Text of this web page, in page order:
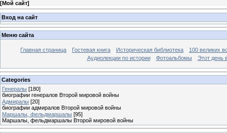
[Мой сайт]
Вход на сайт
Меню сайта
Главная страница Гостевая книга Историческая библиотека
100 великих
Аудиолекции по истории
Фотоальбомы Этот день
Categories
Генералы [180]
биографии генералов Второй мировой войны
Адмиралы [20]
биографии адмиралов Второй мировой войны
Маршалы, фельдмаршалы [95]
Маршалы, фельдмаршалы Второй мировой войны